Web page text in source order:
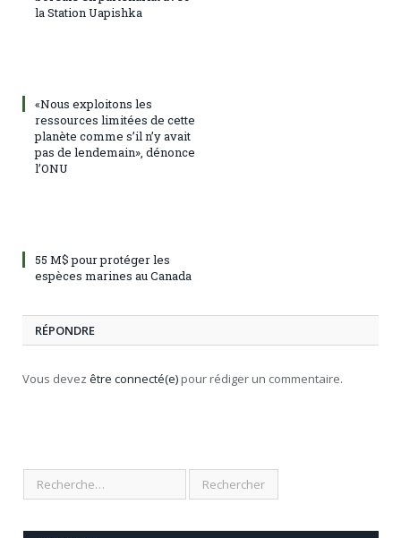
la Station Uapishka
«Nous exploitons les
ressources limitées de cette
planète comme s’il n’y avait
pas de lendemain», dénonce
l’ONU
55 M$ pour protéger les
espèces marines au Canada
RÉPONDRE
Vous devez être connecté(e) pour rédiger un commentaire.